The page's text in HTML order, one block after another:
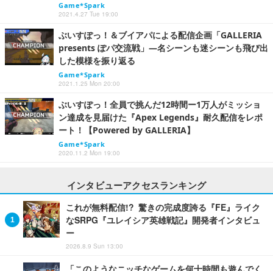
Game*Spark
2021.4.27 Tue 19:00
ぶいすぽっ！＆ブイアパによる配信企画「GALLERIA
presents ぽパ交流戦」―名シーンも迷シーンも飛び出
した模様を振り返る
Game*Spark
2021.1.25 Mon 20:00
ぶいすぽっ！全員で挑んだ12時間ー1万人がミッショ
ン達成を見届けた『Apex Legends』耐久配信をレポ
ート！【Powered by GALLERIA】
Game*Spark
2020.11.2 Mon 19:00
インタビューアクセスランキング
これが無料配信!? 驚きの完成度誇る『FE』ライク
なSRPG『ユレイシア英雄戦記』開発者インタビュ
ー
2026.8.9 Sun 13:00
「このようなニッチなゲームを何十時間も遊んでく